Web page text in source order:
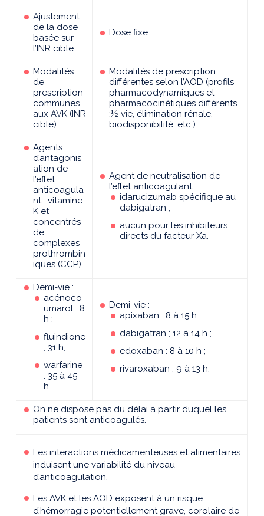
Ajustement
de la dose
basée sur
l’INR cible
Dose fixe
Modalités
de
prescription
communes
aux AVK (INR
cible)
Modalités de prescription
différentes selon l’AOD (profils
pharmacodynamiques et
pharmacocinétiques différents
:½ vie, élimination rénale,
biodisponibilité, etc.).
Agents
d’antagonis
ation de
l’effet
anticoagula
nt : vitamine
K et
concentrés
de
complexes
prothrombin
iques (CCP).
Agent de neutralisation de
l’effet anticoagulant :
idarucizumab spécifique au
dabigatran ;
aucun pour les inhibiteurs
directs du facteur Xa.
Demi-vie :
acénoco
umarol : 8
h ;
fluindione
; 31 h;
warfarine
: 35 à 45
h.
Demi-vie :
apixaban : 8 à 15 h ;
dabigatran ; 12 à 14 h ;
edoxaban : 8 à 10 h ;
rivaroxaban : 9 à 13 h.
On ne dispose pas du délai à partir duquel les
patients sont anticoagulés.
Les interactions médicamenteuses et alimentaires
induisent une variabilité du niveau
d’anticoagulation.
Les AVK et les AOD exposent à un risque
d’hémorragie potentiellement grave, corolaire de